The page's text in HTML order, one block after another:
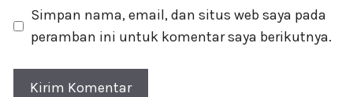
Simpan nama, email, dan situs web saya pada
peramban ini untuk komentar saya berikutnya.